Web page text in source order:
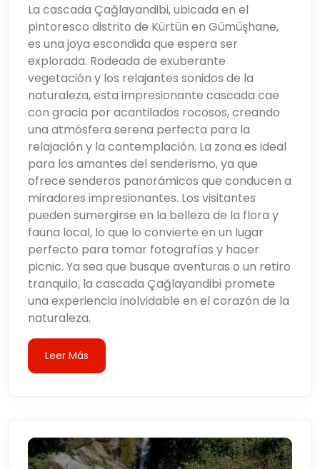
La cascada Çağlayandibi, ubicada en el
pintoresco distrito de Kürtün en Gümüşhane,
es una joya escondida que espera ser
explorada. Rodeada de exuberante
vegetación y los relajantes sonidos de la
naturaleza, esta impresionante cascada cae
con gracia por acantilados rocosos, creando
una atmósfera serena perfecta para la
relajación y la contemplación. La zona es ideal
para los amantes del senderismo, ya que
ofrece senderos panorámicos que conducen a
miradores impresionantes. Los visitantes
pueden sumergirse en la belleza de la flora y
fauna local, lo que lo convierte en un lugar
perfecto para tomar fotografías y hacer
picnic. Ya sea que busque aventuras o un retiro
tranquilo, la cascada Çağlayandibi promete
una experiencia inolvidable en el corazón de la
naturaleza.
Leer Más